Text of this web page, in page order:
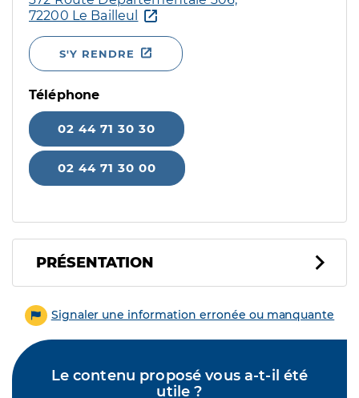
72200 Le Bailleul
S'Y RENDRE
Téléphone
02 44 71 30 30
02 44 71 30 00
PRÉSENTATION
Signaler une information erronée ou manquante
Le contenu proposé vous a-t-il été
utile ?